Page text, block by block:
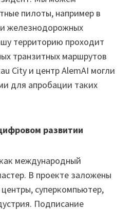
пилоты, например в
железнодорожных
территорию проходит
транзитных маршрутов
City и центр AlemAI могли
для апробации таких
развитии
международный
В проекте заложены
суперкомпьютер,
Подписание